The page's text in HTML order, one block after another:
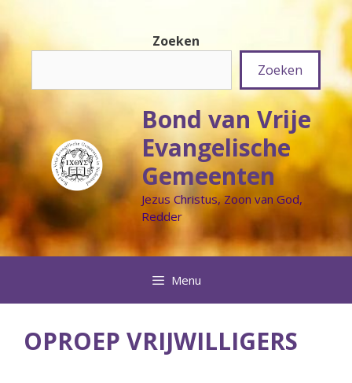
naar
de
Zoeken
Zoeken
Bond van Vrije
Evangelische
Gemeenten
Jezus Christus, Zoon van God,
Redder
Menu
OPROEP VRIJWILLIGERS